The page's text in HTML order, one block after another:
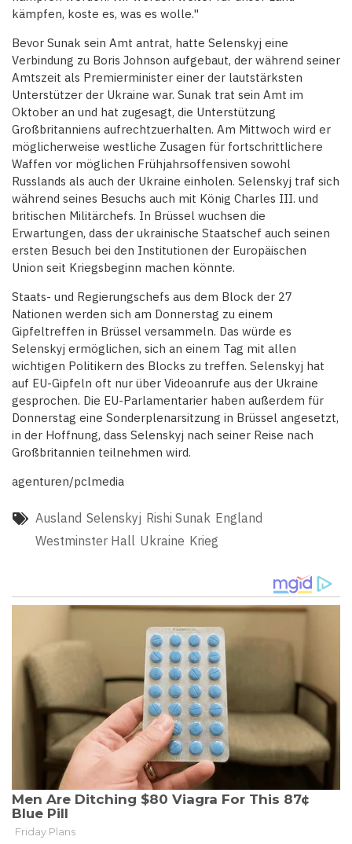
kämpfen, koste es, was es wolle."
Bevor Sunak sein Amt antrat, hatte Selenskyj eine
Verbindung zu Boris Johnson aufgebaut, der während seiner
Amtszeit als Premierminister einer der lautstärksten
Unterstützer der Ukraine war. Sunak trat sein Amt im
Oktober an und hat zugesagt, die Unterstützung
Großbritanniens aufrechtzuerhalten. Am Mittwoch wird er
möglicherweise westliche Zusagen für fortschrittlichere
Waffen vor möglichen Frühjahrsoffensiven sowohl
Russlands als auch der Ukraine einholen. Selenskyj traf sich
während seines Besuchs auch mit König Charles III. und
britischen Militärchefs. In Brüssel wuchsen die
Erwartungen, dass der ukrainische Staatschef auch seinen
ersten Besuch bei den Institutionen der Europäischen
Union seit Kriegsbeginn machen könnte.
Staats- und Regierungschefs aus dem Block der 27
Nationen werden sich am Donnerstag zu einem
Gipfeltreffen in Brüssel versammeln. Das würde es
Selenskyj ermöglichen, sich an einem Tag mit allen
wichtigen Politikern des Blocks zu treffen. Selenskyj hat
auf EU-Gipfeln oft nur über Videoanrufe aus der Ukraine
gesprochen. Die EU-Parlamentarier haben außerdem für
Donnerstag eine Sonderplenarsitzung in Brüssel angesetzt,
in der Hoffnung, dass Selenskyj nach seiner Reise nach
Großbritannien teilnehmen wird.
agenturen/pclmedia
Ausland Selenskyj Rishi Sunak England
Westminster Hall Ukraine Krieg